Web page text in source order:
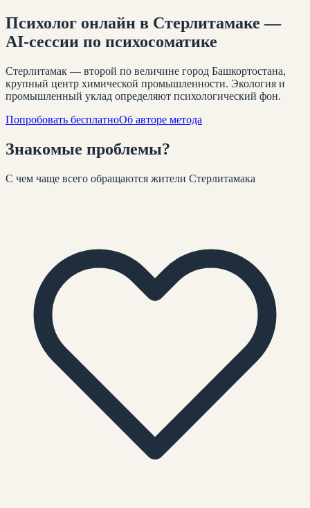
Психолог онлайн в Стерлитамаке —
AI-сессии по психосоматике
Стерлитамак — второй по величине город Башкортостана,
крупный центр химической промышленности. Экология и
промышленный уклад определяют психологический фон.
Попробовать бесплатноОб авторе метода
Знакомые проблемы?
С чем чаще всего обращаются жители Стерлитамака